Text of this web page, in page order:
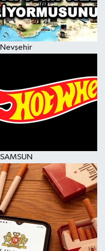
Nevşehir
SAMSUN